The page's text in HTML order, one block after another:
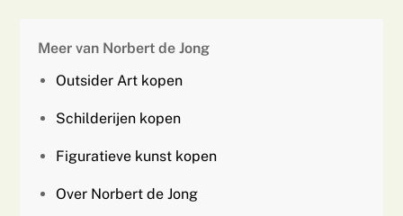
Meer van Norbert de Jong
Outsider Art kopen
Schilderijen kopen
Figuratieve kunst kopen
Over Norbert de Jong